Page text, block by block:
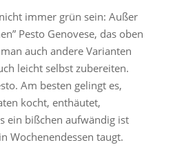
immer grün sein: Außer
Pesto Genovese, das oben
auch andere Varianten
leicht selbst zubereiten.
Am besten gelingt es,
kocht, enthäutet,
ein bißchen aufwändig ist
Wochenendessen taugt.